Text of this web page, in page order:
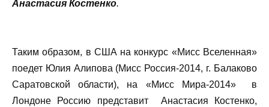
Анастасия Костенко.
Таким образом, в США на конкурс «Мисс Вселенная»
поедет Юлия Алипова (Мисс Россия-2014, г. Балаково
Саратовской области), на «Мисс Мира-2014» в
Лондоне Россию представит Анастасия Костенко,